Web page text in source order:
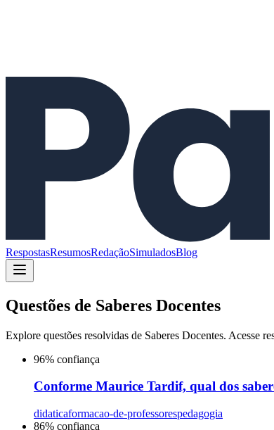
RespostasResumosRedaçãoSimuladosBlog
Questões de Saberes Docentes
Explore questões resolvidas de Saberes Docentes. Acesse
96% confiança
Conforme Maurice Tardif, qual dos
didaticaformacao-de-professorespedagogia
86% confiança